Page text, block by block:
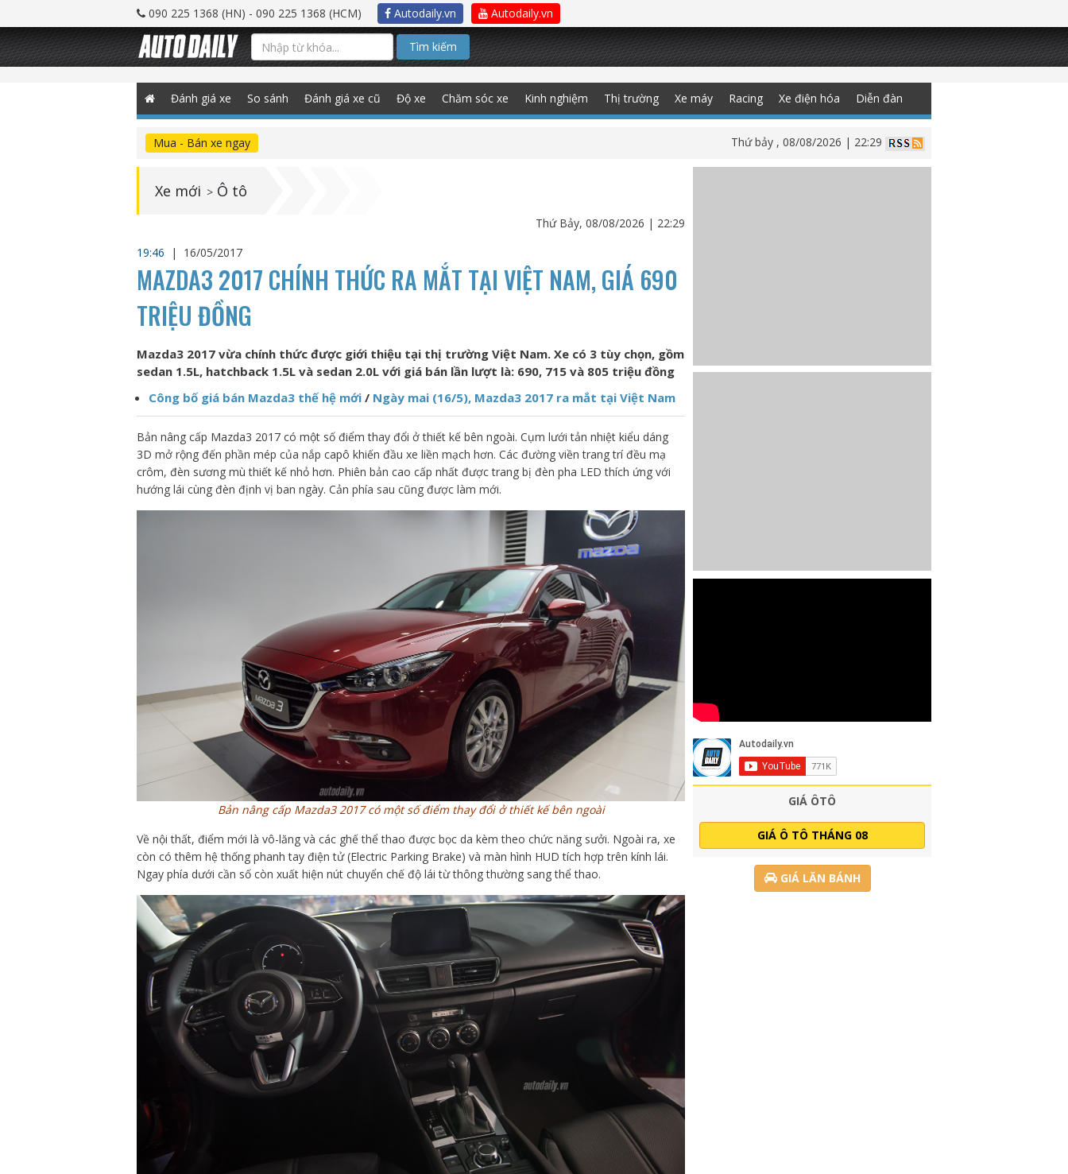
090 225 1368 (HN) - 090 225 1368 (HCM) Autodaily.vn Autodaily.vn
Tìm kiếm
Đánh giá xe So sánh Đánh giá xe cũ Độ xe Chăm sóc xe Kinh nghiệm Thị trường Xe máy Racing Xe điện hóa Diễn đàn
Mua - Bán xe ngay Thứ bảy , 08/08/2026 | 22:29
Xe mới > Ô tô
Thứ Bảy, 08/08/2026 | 22:29
19:46
| 16/05/2017
MAZDA3 2017 CHÍNH THỨC RA MẮT TẠI VIỆT NAM, GIÁ 690
TRIỆU ĐỒNG
Mazda3 2017 vừa chính thức được giới thiệu tại thị trường Việt Nam. Xe có 3 tùy chọn, gồm
sedan 1.5L, hatchback 1.5L và sedan 2.0L với giá bán lần lượt là: 690, 715 và 805 triệu đồng
Công bố giá bán Mazda3 thế hệ mới / Ngày mai (16/5), Mazda3 2017 ra mắt tại Việt Nam
Bản nâng cấp Mazda3 2017 có một số điểm thay đổi ở thiết kế bên ngoài. Cụm lưới tản nhiệt kiểu dáng
3D mở rộng đến phần mép của nắp capô khiến đầu xe liền mạch hơn. Các đường viền trang trí đều mạ
crôm, đèn sương mù thiết kế nhỏ hơn. Phiên bản cao cấp nhất được trang bị đèn pha LED thích ứng với
hướng lái cùng đèn định vị ban ngày. Cản phía sau cũng được làm mới.
Bản nâng cấp Mazda3 2017 có một số điểm thay đổi ở thiết kế bên ngoài
Về nội thất, điểm mới là vô-lăng và các ghế thể thao được bọc da kèm theo chức năng sưởi. Ngoài ra, xe
còn có thêm hệ thống phanh tay điện tử (Electric Parking Brake) và màn hình HUD tích hợp trên kính lái.
Ngay phía dưới cần số còn xuất hiện nút chuyển chế độ lái từ thông thường sang thể thao.
GIÁ ÔTÔ
GIÁ Ô TÔ THÁNG 08
GIÁ LĂN BÁNH